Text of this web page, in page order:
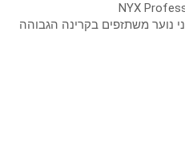
NYX
נוער משתזפים בקרינה הגבוהה